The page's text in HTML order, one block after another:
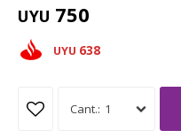
UYU 750
UYU 638
1